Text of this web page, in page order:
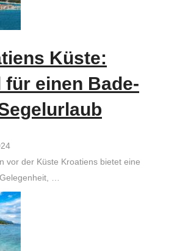
Küste:
für einen Bade-
vor der Küste Kroatiens bietet eine
…